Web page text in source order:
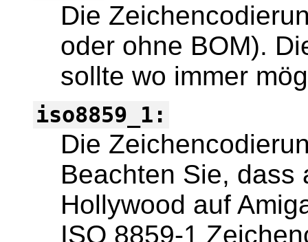
Die
oder ohne BOM).
sollte wo immer
iso8859_1:
Die
Beachten Sie, dass
Hollywood auf
ISO 8859-1